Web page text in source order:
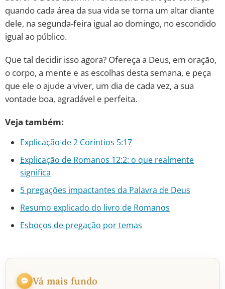
quando cada área da sua vida se torna um altar diante
dele, na segunda-feira igual ao domingo, no escondido
igual ao público.
Que tal decidir isso agora? Ofereça a Deus, em oração,
o corpo, a mente e as escolhas desta semana, e peça
que ele o ajude a viver, um dia de cada vez, a sua
vontade boa, agradável e perfeita.
Veja também:
Explicação de 2 Coríntios 5:17
Explicação de Romanos 12:2: o que realmente
significa
5 pregações impactantes da Palavra de Deus
Resumo explicado do livro de Romanos
Esboços de pregação por temas
Vá mais fundo